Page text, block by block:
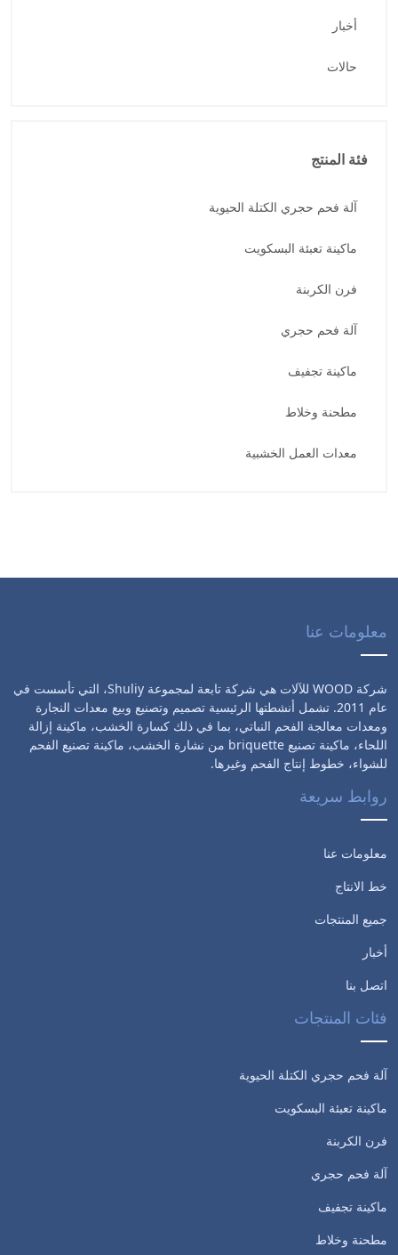
أخبار
حالات
فئة المنتج
آلة فحم حجري الكتلة الحيوية
ماكينة تعبئة البسكويت
فرن الكربنة
آلة فحم حجري
ماكينة تجفيف
مطحنة وخلاط
معدات العمل الخشبية
معلومات عنا
شركة WOOD للآلات هي شركة تابعة لمجموعة Shuliy، التي تأسست في
عام 2011. تشمل أنشطتها الرئيسية تصميم وتصنيع وبيع معدات النجارة
ومعدات معالجة الفحم النباتي، بما في ذلك كسارة الخشب، ماكينة إزالة
اللحاء، ماكينة تصنيع briquette من نشارة الخشب، ماكينة تصنيع الفحم
للشواء، خطوط إنتاج الفحم وغيرها.
روابط سريعة
معلومات عنا
خط الانتاج
جميع المنتجات
أخبار
اتصل بنا
فئات المنتجات
آلة فحم حجري الكتلة الحيوية
ماكينة تعبئة البسكويت
فرن الكربنة
آلة فحم حجري
ماكينة تجفيف
مطحنة وخلاط